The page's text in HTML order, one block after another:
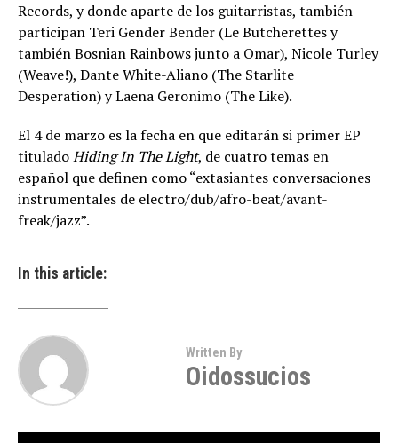
Records, y donde aparte de los guitarristas, también
participan Teri Gender Bender (Le Butcherettes y
también Bosnian Rainbows junto a Omar), Nicole Turley
(Weave!), Dante White-Aliano (The Starlite
Desperation) y Laena Geronimo (The Like).
El 4 de marzo es la fecha en que editarán si primer EP
tituladoHiding In The Light, de cuatro temas en
español que definen como “extasiantes conversaciones
instrumentales de electro/dub/afro-beat/avant-
freak/jazz”.
In this article:
Written By
Oidossucios